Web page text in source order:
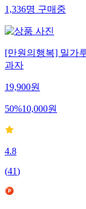
1,336명구매중
[만원의행복] 밀가
과자
19,900원
50%10,000원
4.8
(41)